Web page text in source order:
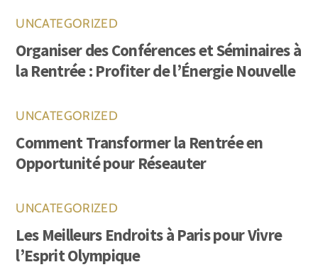
UNCATEGORIZED
Organiser des Conférences et Séminaires à
la Rentrée : Profiter de l’Énergie Nouvelle
UNCATEGORIZED
Comment Transformer la Rentrée en
Opportunité pour Réseauter
UNCATEGORIZED
Les Meilleurs Endroits à Paris pour Vivre
l’Esprit Olympique